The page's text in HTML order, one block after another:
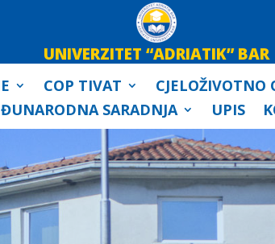
UNIVERZITET “ADRIATIK” BAR
COP TIVAT CJELOŽIVOTNO
SARADNJA
UPIS